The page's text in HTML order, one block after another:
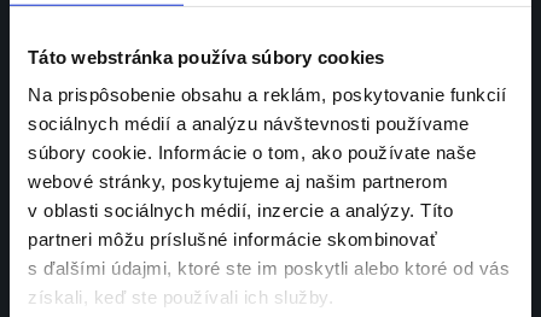
Táto webstránka používa súbory cookies
Na prispôsobenie obsahu a reklám, poskytovanie funkcií
sociálnych médií a analýzu návštevnosti používame
súbory cookie. Informácie o tom, ako používate naše
webové stránky, poskytujeme aj našim partnerom
v oblasti sociálnych médií, inzercie a analýzy. Títo
partneri môžu príslušné informácie skombinovať
s ďalšími údajmi, ktoré ste im poskytli alebo ktoré od vás
získali, keď ste používali ich služby.
Work hard,
play
harder.